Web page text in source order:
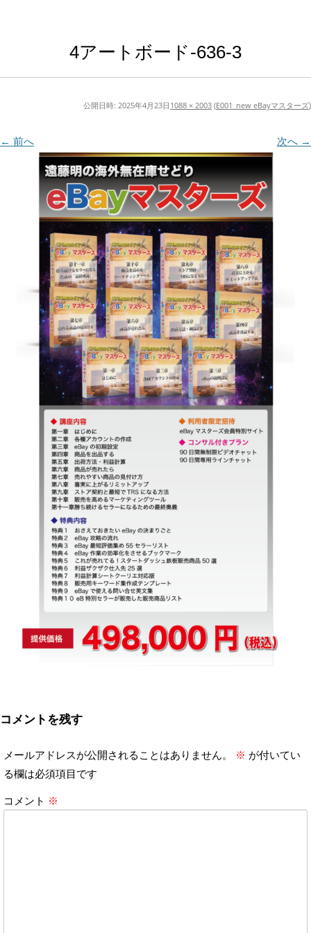
4アートボード-636-3
公開日時: 2025年4月23日 1088 × 2003 (E001_new eBayマスターズ)
← 前へ 次へ →
コメントを残す
メールアドレスが公開されることはありません。 ※ が付いてい
る欄は必須項目です
コメント ※